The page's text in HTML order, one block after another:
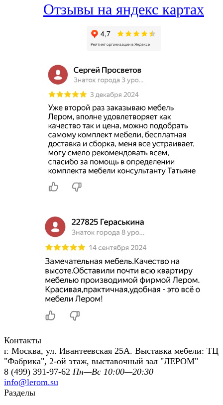
Отзывы на яндекс картах
Контакты
г. Москва, ул. Ивантеевская 25А. Выставка мебели: ТЦ
"Фабрика", 2-ой этаж, выставочный зал "ЛЕРОМ"
8 (499) 391-97-62 Пн—Вс 10:00—20:30
info@lerom.su
Разделы